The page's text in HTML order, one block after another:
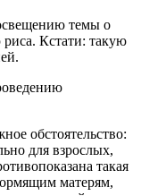
темы о
Кстати: такую
обстоятельство:
для взрослых,
такая
матерям,